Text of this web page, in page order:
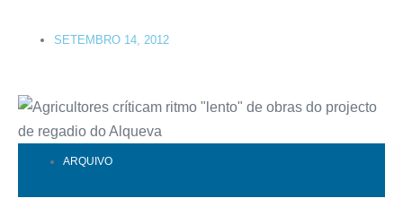
SETEMBRO 14, 2012
ARQUIVO